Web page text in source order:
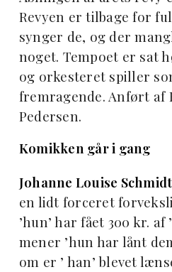
Revyen er tilbage for
synger de, og der
noget. Tempoet er sat
og orkesteret spiller
fremragende. Anført af
Pedersen.
Komikken går i gang
Johanne Louise Schmidt
en lidt forceret
’hun’ har fået 300 kr. af
mener ’hun har lånt
om er ’ han’ blevet